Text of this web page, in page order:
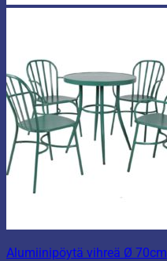
Alumiinipöytä vihreä Ø 70cm